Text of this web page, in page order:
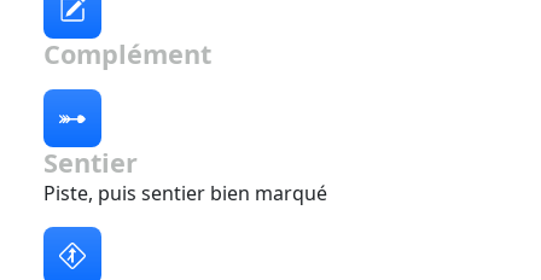
Complément
Sentier
Piste, puis sentier bien marqué